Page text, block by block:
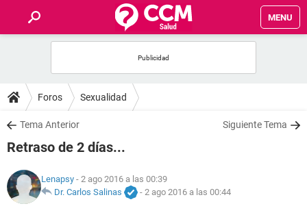
MENU
FOROS
SALUD
NUTRICIÓN
Foros Sexualidad
Tema Anterior Siguiente Tema
Retraso de 2 días...
Lenapsy - 2 ago 2016 a las 00:39
Dr. Carlos Salinas
- 2 ago 2016 a las 00:44